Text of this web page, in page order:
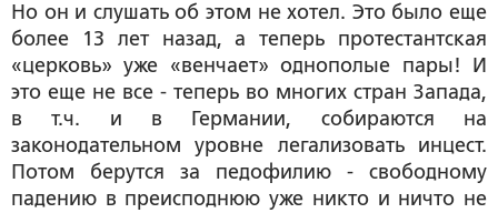
Но он и слушать об этом не хотел. Это было еще
более 13 лет назад, а теперь протестантская
«церковь» уже «венчает» однополые пары! И
это еще не все - теперь во многих стран Запада,
в т.ч. и в Германии, собираются на
законодательном уровне легализовать инцест.
Потом берутся за педофилию - свободному
падению в преисподнюю уже никто и ничто не